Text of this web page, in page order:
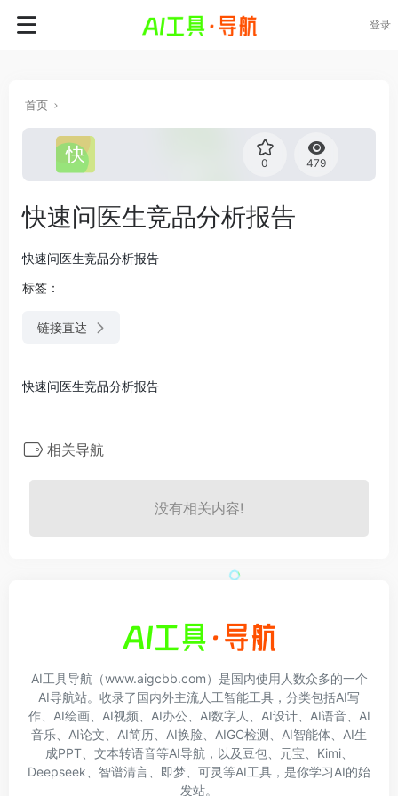
登录
首页
0 479
快速问医生竞品分析报告
快速问医生竞品分析报告
标签：
链接直达
快速问医生竞品分析报告
相关导航
没有相关内容!
AI工具导航（www.aigcbb.com）是国内使用人数众多的一个
AI导航站。收录了国内外主流人工智能工具，分类包括AI写
作、AI绘画、AI视频、AI办公、AI数字人、AI设计、AI语音、AI
音乐、AI论文、AI简历、AI换脸、AIGC检测、AI智能体、AI生
成PPT、文本转语音等AI导航，以及豆包、元宝、Kimi、
Deepseek、智谱清言、即梦、可灵等AI工具，是你学习AI的始
发站。